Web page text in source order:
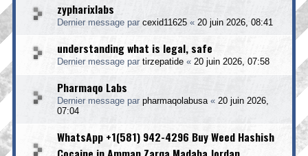
zypharixlabs
Dernier message par cexid11625 « 20 juin 2026, 08:41
understanding what is legal, safe
Dernier message par tirzepatide « 20 juin 2026, 07:58
Pharmaqo Labs
Dernier message par pharmaqolabusa« 20 juin 2026,
07:04
WhatsApp +1(581) 942-4296 Buy Weed Hashish